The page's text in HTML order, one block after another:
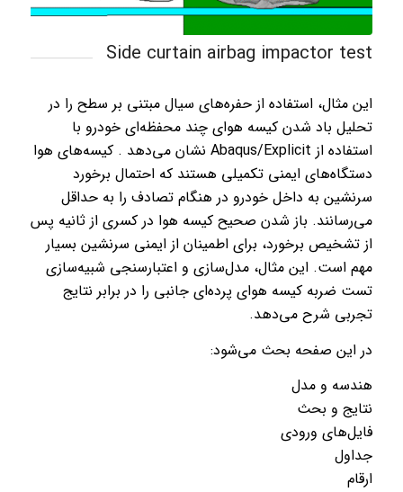
Side curtain airbag impactor test
این مثال، استفاده از حفره‌های سیال مبتنی بر سطح را در
تحلیل باد شدن کیسه هوای چند محفظه‌ای خودرو با
استفاده از Abaqus/Explicit نشان می‌دهد . کیسه‌های هوا
دستگاه‌های ایمنی تکمیلی هستند که احتمال برخورد
سرنشین به داخل خودرو در هنگام تصادف را به حداقل
می‌رسانند. باز شدن صحیح کیسه هوا در کسری از ثانیه پس
از تشخیص برخورد، برای اطمینان از ایمنی سرنشین بسیار
مهم است. این مثال، مدل‌سازی و اعتبارسنجی شبیه‌سازی
تست ضربه کیسه هوای پرده‌ای جانبی را در برابر نتایج
تجربی شرح می‌دهد.
در این صفحه بحث می‌شود:
هندسه و مدل
نتایج و بحث
فایل‌های ورودی
جداول
ارقام